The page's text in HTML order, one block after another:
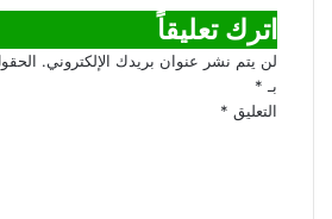
اترك تعليقاً
لن يتم نشر عنوان بريدك الإلكتروني.
بـ *
التعليق *